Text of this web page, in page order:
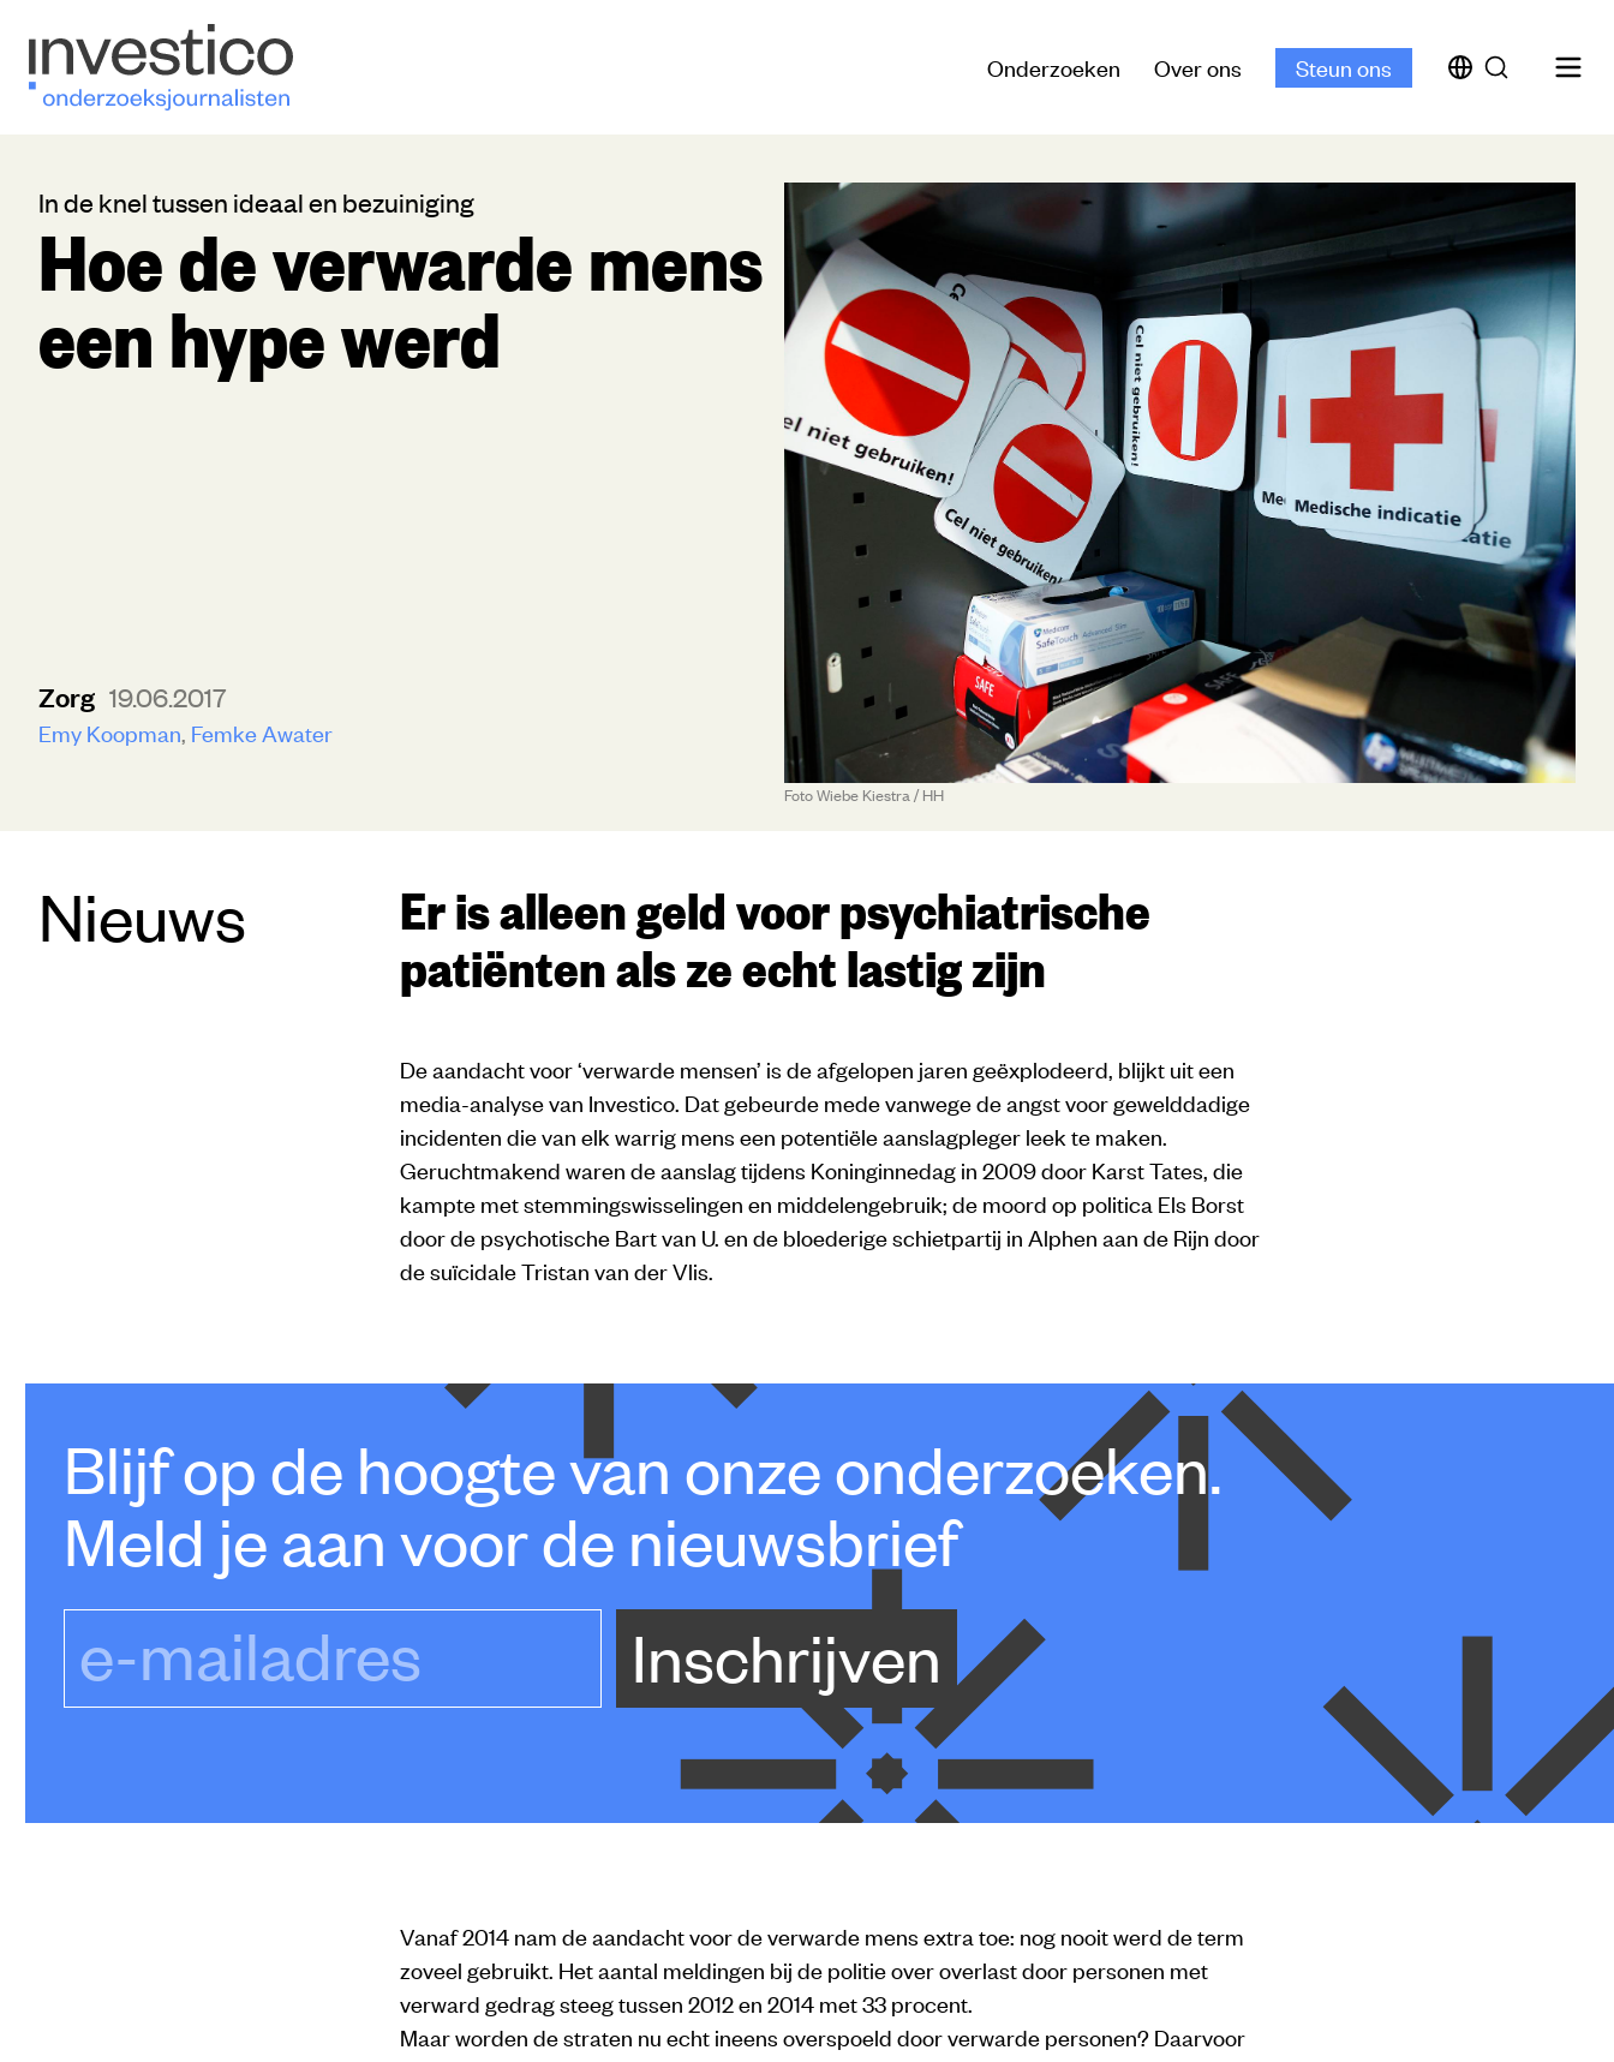
Onderzoeken Over ons Steun ons
In de knel tussen ideaal en bezuiniging
Hoe de verwarde mens
een hype werd
Zorg 19.06.2017
Emy Koopman Femke Awater
Foto Wiebe Kiestra / HH
Nieuws
Er is alleen geld voor psychiatrische
patiënten als ze echt lastig zijn
De aandacht voor ‘verwarde mensen’ is de afgelopen jaren geëxplodeerd, blijkt uit een
media-analyse van Investico. Dat gebeurde mede vanwege de angst voor gewelddadige
incidenten die van elk warrig mens een potentiële aanslagpleger leek te maken.
Geruchtmakend waren de aanslag tijdens Koninginnedag in 2009 door Karst Tates, die
kampte met stemmingswisselingen en middelengebruik; de moord op politica Els Borst
door de psychotische Bart van U. en de bloederige schietpartij in Alphen aan de Rijn door
de suïcidale Tristan van der Vlis.
Blijf op de hoogte van onze onderzoeken.
Meld je aan voor de nieuwsbrief
e-mailadres
Inschrijven
Vanaf 2014 nam de aandacht voor de verwarde mens extra toe: nog nooit werd de term
zoveel gebruikt. Het aantal meldingen bij de politie over overlast door personen met
verward gedrag steeg tussen 2012 en 2014 met 33 procent.
Maar worden de straten nu echt ineens overspoeld door verwarde personen? Daarvoor